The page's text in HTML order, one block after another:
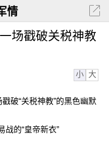
情
场戳破关税神教
小 大
破“关税神教”的黑色幽默
的“皇帝新衣”